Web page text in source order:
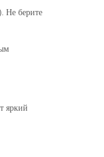
. Не берите
яркий